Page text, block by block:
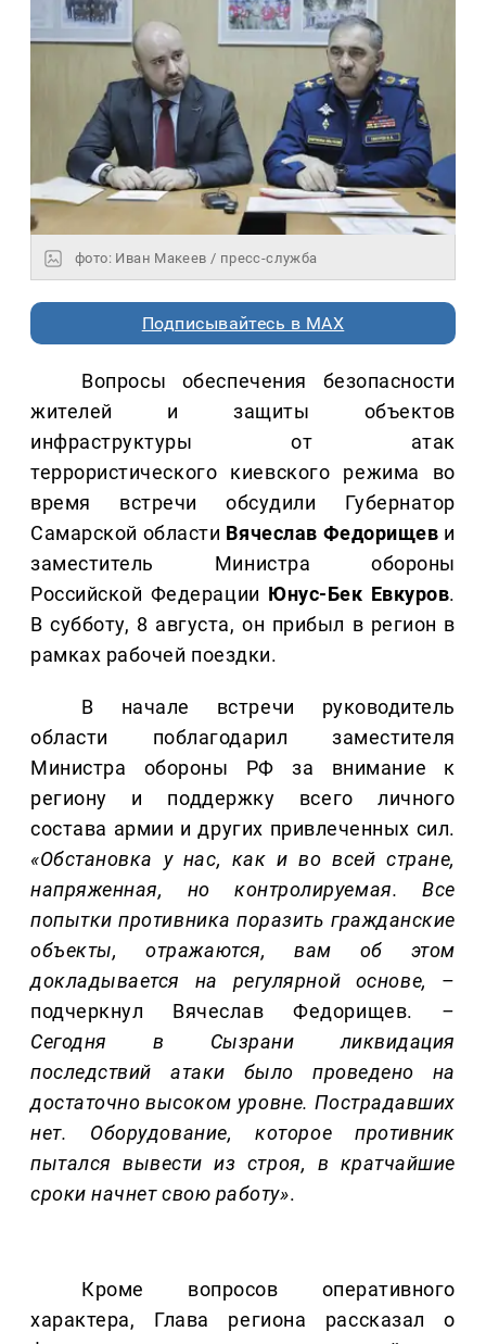
фото: Иван Макеев / пресс-служба
Подписывайтесь в MAX
Вопросы обеспечения безопасности
жителей и защиты объектов
инфраструктуры от атак
террористического киевского режима во
время встречи обсудили Губернатор
Самарской области Вячеслав Федорищев и
заместитель Министра обороны
Российской Федерации Юнус-Бек Евкуров.
В субботу, 8 августа, он прибыл в регион в
рамках рабочей поездки.
В начале встречи руководитель
области поблагодарил заместителя
Министра обороны РФ за внимание к
региону и поддержку всего личного
состава армии и других привлеченных сил.
«Обстановка у нас, как и во всей стране,
напряженная, но контролируемая. Все
попытки противника поразить гражданские
объекты, отражаются, вам об этом
докладывается на регулярной основе,
–
подчеркнул Вячеслав Федорищев. –
Сегодня в Сызрани ликвидация
последствий атаки было проведено на
достаточно высоком уровне. Пострадавших
нет. Оборудование, которое противник
пытался вывести из строя, в кратчайшие
сроки начнет свою работу».
Кроме вопросов оперативного
характера, Глава региона рассказал о